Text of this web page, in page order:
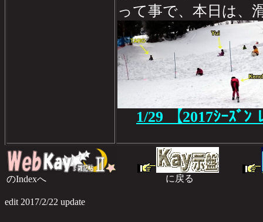
って事で、本日は、
1/29 【2017ｼｰｽﾞﾝ
のIndexへ に戻る
edit 2017/2/22 update